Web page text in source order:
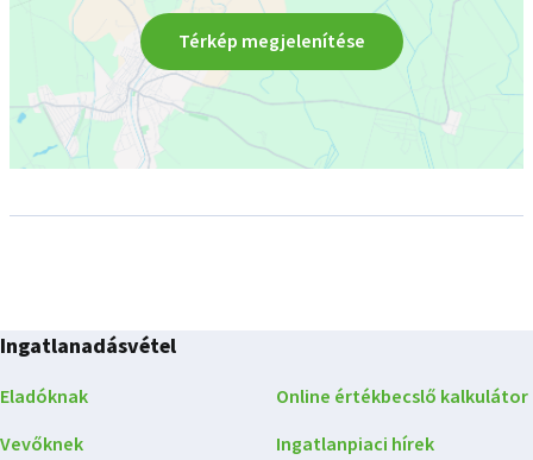
Térkép megjelenítése
Ingatlanadásvétel
Eladóknak
Vevőknek
Online értékbecslő kalkulátor
Ingatlanpiaci hírek